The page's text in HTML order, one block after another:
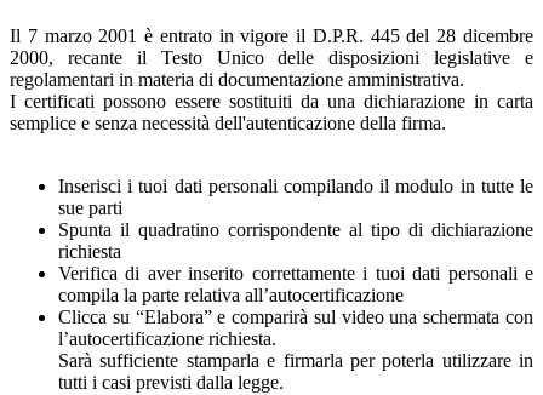
Il 7 marzo 2001 è entrato in vigore il D.P.R. 445 del 28 dicembre
2000, recante il Testo Unico delle disposizioni legislative e
regolamentari in materia di documentazione amministrativa.
I certificati possono essere sostituiti da una dichiarazione in carta
semplice e senza necessità dell'autenticazione della firma.
Inserisci i tuoi dati personali compilando il modulo in tutte le
sue parti
Spunta il quadratino corrispondente al tipo di dichiarazione
richiesta
Verifica di aver inserito correttamente i tuoi dati personali e
compila la parte relativa all’autocertificazione
Clicca su “Elabora” e comparirà sul video una schermata con
l’autocertificazione richiesta.
Sarà sufficiente stamparla e firmarla per poterla utilizzare in
tutti i casi previsti dalla legge.